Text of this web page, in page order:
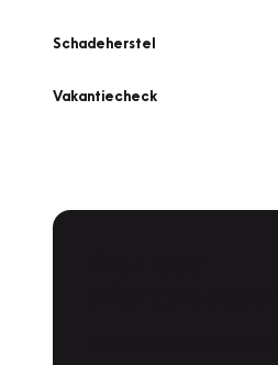
Schadeherstel
Vakantiecheck